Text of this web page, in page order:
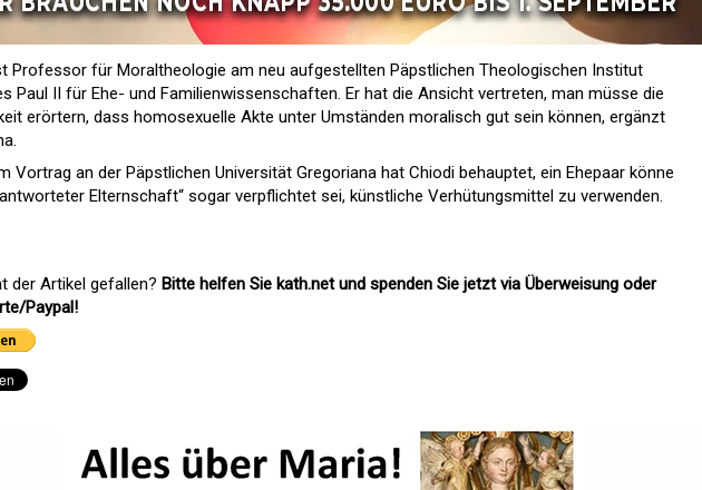
Professor für Moraltheologie am neu aufgestellten Päpstlichen Theologischen Institut
Paul II für Ehe- und Familienwissenschaften. Er hat die Ansicht vertreten, man müsse die
erörtern, dass homosexuelle Akte unter Umständen moralisch gut sein können, ergänzt
Vortrag an der Päpstlichen Universität Gregoriana hat Chiodi behauptet, ein Ehepaar könne
Elternschaft“ sogar verpflichtet sei, künstliche Verhütungsmittel zu verwenden.
der Artikel gefallen? Bitte helfen Sie kath.net und spenden Sie jetzt via Überweisung oder
Paypal!